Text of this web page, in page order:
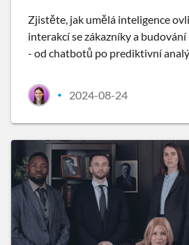
Zjistěte, jak umělá inteligence
interakcí se zákazníky a
- od chatbotů po prediktivní
• 2024-08-24